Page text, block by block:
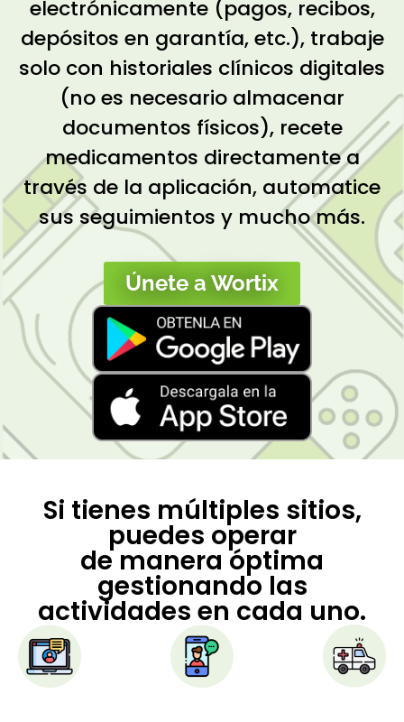
electrónicamente (pagos, recibos,
depósitos en garantía, etc.), trabaje
solo con historiales clínicos digitales
(no es necesario almacenar
documentos físicos), recete
medicamentos directamente a
través de la aplicación, automatice
sus seguimientos y mucho más.
Únete a Wortix
Si tienes múltiples sitios,
puedes operar
de manera óptima
gestionando las
actividades en cada uno.